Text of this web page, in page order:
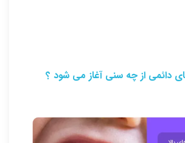
دائمی از چه سنی آغاز می شود ؟